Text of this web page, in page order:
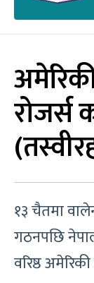
रोजर्स
१३ चैतमा
गठनपछि
वरिष्ठ